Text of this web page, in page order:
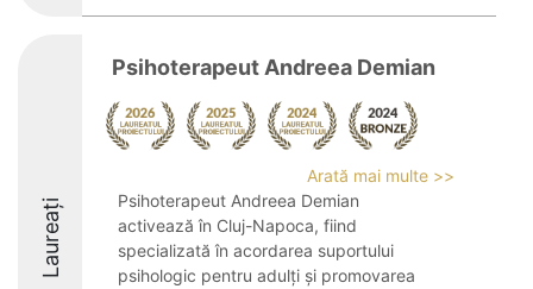
Laureați
Psihoterapeut Andreea Demian
Arată mai multe >>
Psihoterapeut Andreea Demian
activează în Cluj-Napoca, fiind
specializată în acordarea suportului
psihologic pentru adulți și promovarea